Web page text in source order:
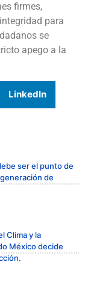
firmes,
para
se
apego a la
LinkedIn
ser el punto de
de
Clima y la
México decide